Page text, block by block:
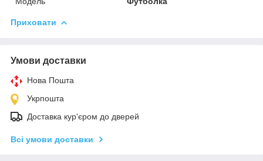
Приховати
Умови доставки
Нова Пошта
Укрпошта
Доставка кур'єром до дверей
Всі умови доставки